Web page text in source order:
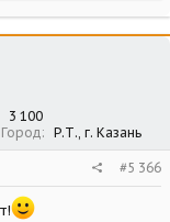
3 100
Город Р.Т., г. Казань
#5 366